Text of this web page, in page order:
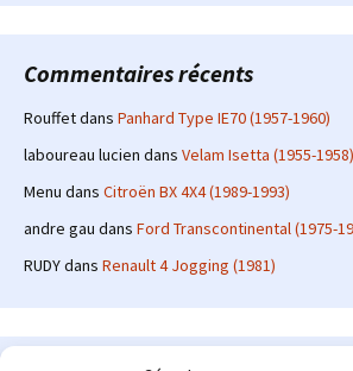
Commentaires récents
Rouffetdans Panhard Type IE70 (1957-1960)
laboureau lucien dans Velam Isetta (1955-1958)
Menu dans Citroën BX 4X4 (1989-1993)
andre gau dans Ford Transcontinental (1975-
RUDYdans Renault 4 Jogging (1981)